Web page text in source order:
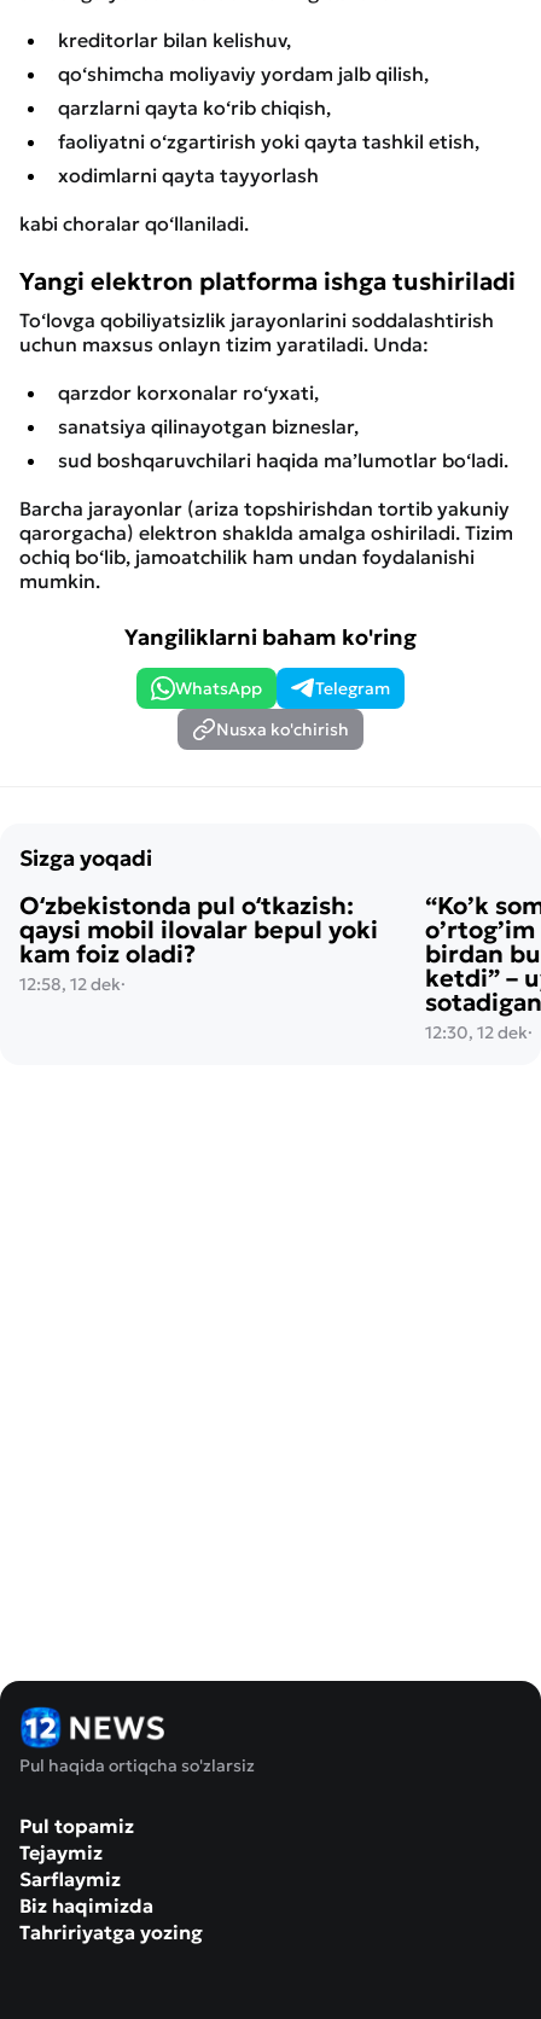
kreditorlar bilan kelishuv,
qo‘shimcha moliyaviy yordam jalb qilish,
qarzlarni qayta ko‘rib chiqish,
faoliyatni o‘zgartirish yoki qayta tashkil etish,
xodimlarni qayta tayyorlash
kabi choralar qo‘llaniladi.
Yangi elektron platforma ishga tushiriladi
To‘lovga qobiliyatsizlik jarayonlarini soddalashtirish
uchun maxsus onlayn tizim yaratiladi. Unda:
qarzdor korxonalar ro‘yxati,
sanatsiya qilinayotgan bizneslar,
sud boshqaruvchilari haqida ma’lumotlar bo‘ladi.
Barcha jarayonlar (ariza topshirishdan tortib yakuniy
qarorgacha) elektron shaklda amalga oshiriladi. Tizim
ochiq bo‘lib, jamoatchilik ham undan foydalanishi
mumkin.
Yangiliklarni baham ko'ring
WhatsApp
Telegram
Nusxa ko'chirish
Sizga yoqadi
Oʻzbekistonda pul oʻtkazish:
qaysi mobil ilovalar bepul yoki
kam foiz oladi?
12:58, 12 dek·
“Ko’k
birdan
ketdi” –
12:30, 12 dek·
Pul haqida ortiqcha so'zlarsiz
Pul topamiz
Tejaymiz
Sarflaymiz
Biz haqimizda
Tahririyatga yozing